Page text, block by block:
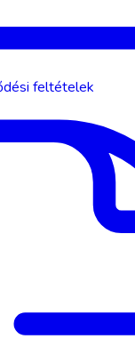
feltételek